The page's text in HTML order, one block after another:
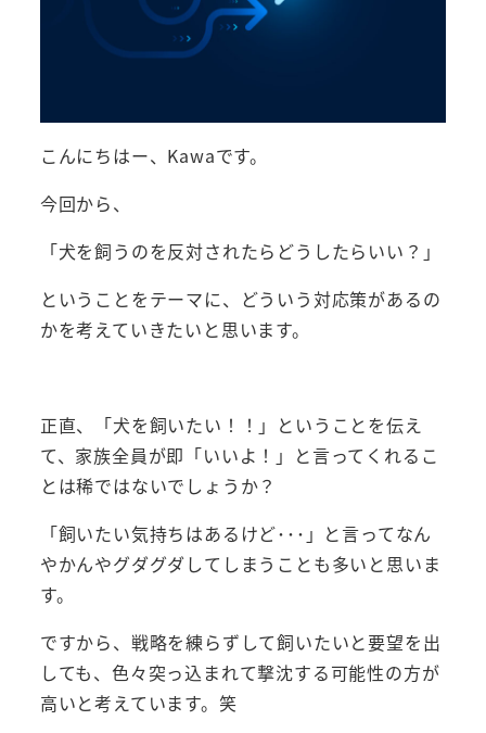
こんにちはー、Kawaです。
今回から、
「犬を飼うのを反対されたらどうしたらいい？」
ということをテーマに、どういう対応策があるの
かを考えていきたいと思います。
正直、「犬を飼いたい！！」ということを伝え
て、家族全員が即「いいよ！」と言ってくれるこ
とは稀ではないでしょうか？
「飼いたい気持ちはあるけど･･･」と言ってなん
やかんやグダグダしてしまうことも多いと思いま
す。
ですから、戦略を練らずして飼いたいと要望を出
しても、色々突っ込まれて撃沈する可能性の方が
高いと考えています。笑